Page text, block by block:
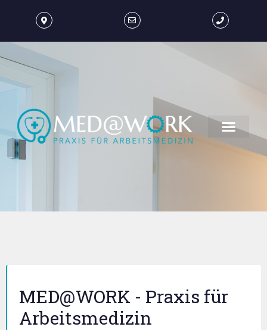
MED@WORK - Praxis für
Arbeitsmedizin